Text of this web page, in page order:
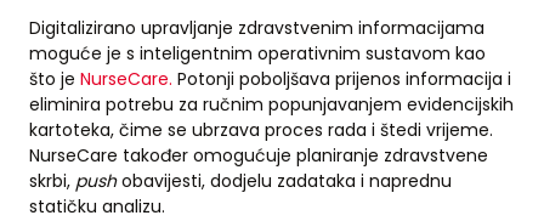
Digitalizirano upravljanje zdravstvenim informacijama
moguće je s inteligentnim operativnim sustavom kao
što je NurseCare. Potonji poboljšava prijenos informacija i
eliminira potrebu za ručnim popunjavanjem evidencijskih
kartoteka, čime se ubrzava proces rada i štedi vrijeme.
NurseCare također omogućuje planiranje zdravstvene
skrbi, pushobavijesti, dodjelu zadataka i naprednu
statičku analizu.